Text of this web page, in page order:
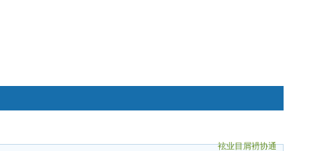
袨业目屑袇协通